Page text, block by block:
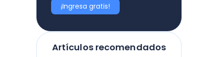
Artículos recomendados
¡Ingresa gratis!